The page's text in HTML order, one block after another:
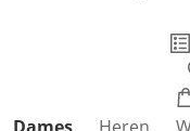
Productcategorieën